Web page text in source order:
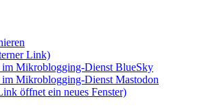
Link)
im Mikroblogging-Dienst BlueSky
Mikroblogging-Dienst Mastodon
öffnet ein neues Fenster)